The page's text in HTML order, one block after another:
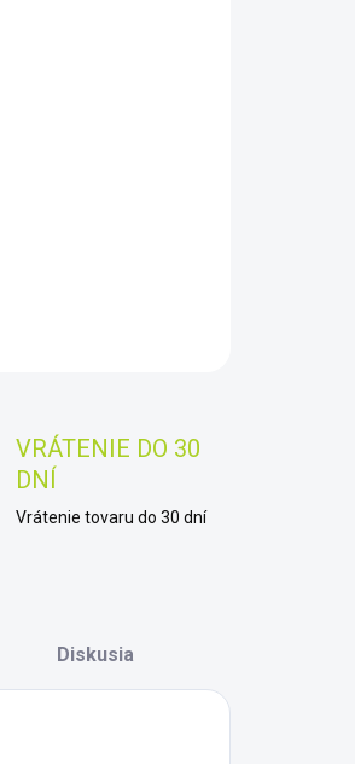
VRÁTENIE DO 30
DNÍ
Vrátenie tovaru do 30 dní
Diskusia